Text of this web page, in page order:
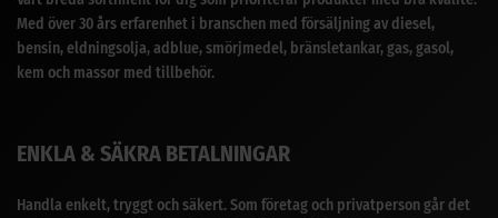
Med över 30 års erfarenhet i branschen med försäljning av diesel,
bensin, eldningsolja, adblue, smörjmedel, bränsletankar, gas, gasol,
kem och massor med tillbehör.
ENKLA & SÄKRA BETALNINGAR
Handla enkelt, tryggt och säkert. Som företag och privatperson går det